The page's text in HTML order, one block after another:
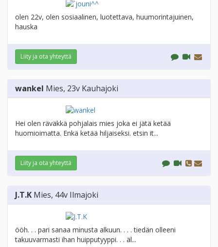
olen 22v, olen sosiaalinen, luotettava, huumorintajuinen,
hauska
Liity ja ota yhteyttä
wankel Mies, 23v Kauhajoki
Hei olen räväkkä pohjalais mies joka ei jätä ketää
huomioimatta. Enkä ketää hiljaiseksi. etsin it...
Liity ja ota yhteyttä
J.T.K Mies, 44v Ilmajoki
ööh. . . pari sanaa minusta alkuun. . . . tiedän olleeni
takuuvarmasti ihan huipputyyppi. . . äl...